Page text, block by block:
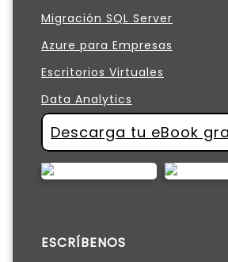
Migración SQL Server
Azure para Empresas
Escritorios Virtuales
Data Analytics
Descarga tu eBook
ESCRÍBENOS